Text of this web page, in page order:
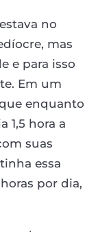
no
mas
e para isso
Em um
enquanto
1,5 hora a
suas
essa
por dia,